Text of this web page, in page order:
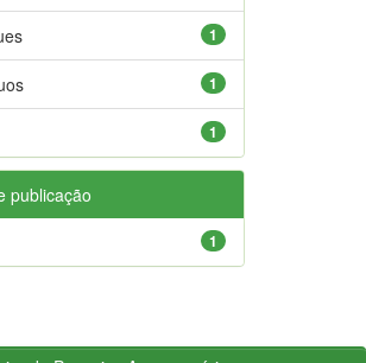
1
1
1
publicação
1